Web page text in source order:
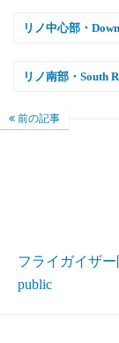
リノ中心部・
リノ南部・South
前の記事
フライガイザー
public